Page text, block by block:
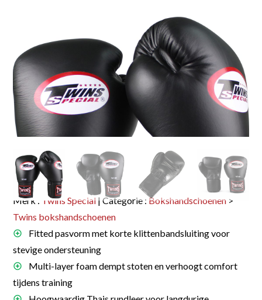
Merk : Twins Special | Categorie :Bokshandschoenen >
Twins bokshandschoenen
Fitted pasvorm met korte klittenbandsluiting voor
stevige ondersteuning
Multi-layer foam dempt stoten en verhoogt comfort
tijdens training